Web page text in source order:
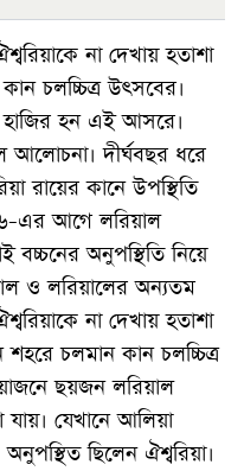
না দেখায় হতাশা
চলচ্চিত্র উৎসবের।
হাজির হন এই আসরে।
দীর্ঘবছর ধরে
রায়ের কানে উপস্থিতি
এর আগে লরিয়াল
বচ্চনের অনুপস্থিতি নিয়ে
ও লরিয়ালের অন্যতম
না দেখায় হতাশা
শহরে চলমান কান চলচ্চিত্র
ছয়জন লরিয়াল
যায়। যেখানে আলিয়া
ছিলেন ঐশ্বরিয়া।